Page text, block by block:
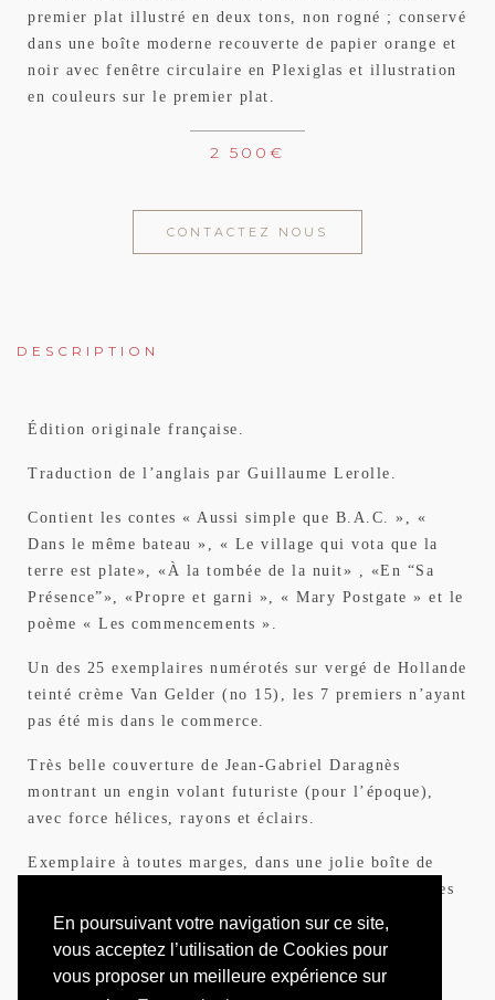
En poursuivant votre navigation sur ce site,
vous acceptez l’utilisation de Cookies pour
vous proposer un meilleure expérience sur
premier plat illustré en deux tons, non rogné ; conservé
dans une boîte moderne recouverte de papier orange et
noir avec fenêtre circulaire en Plexiglas et illustration
en couleurs sur le premier plat.
2 500 €
CONTACTEZ NOUS
DESCRIPTION
Édition originale française.
Traduction de l’anglais par Guillaume Lerolle.
Contient les contes « Aussi simple que B.A.C. », «
Dans le même bateau », « Le village qui vota que la
terre est plate», «À la tombée de la nuit» , «En “Sa
Présence”», «Propre et garni », « Mary Postgate » et le
poème « Les commencements ».
Un des 25 exemplaires numérotés sur vergé de Hollande
teinté crème Van Gelder (no 15), les 7 premiers n’ayant
pas été mis dans le commerce.
Très belle couverture de Jean-Gabriel Daragnès
montrant un engin volant futuriste (pour l’époque),
avec force hélices, rayons et éclairs.
Exemplaire à toutes marges, dans une jolie boîte de
Julie Nadot (non signée) reprenant l’illustration et les
couleurs de la couverture.